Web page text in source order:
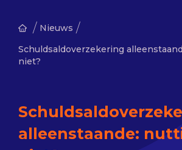
/ Nieuws /
Schuldsaldoverzekering
niet?
alleenstaande: